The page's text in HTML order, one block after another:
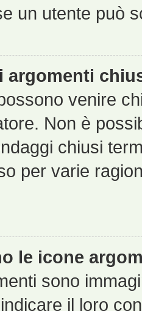
un utente può
argomenti
venire
Non è
chiusi
per varie
le icone
sono
il loro